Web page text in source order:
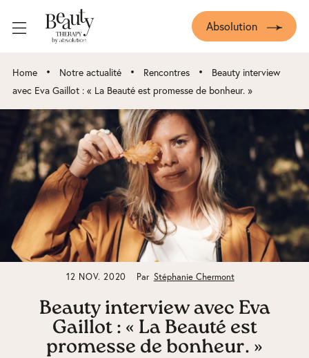
Absolution
Home • Notre actualité • Rencontres •
Beauty interview
avec Eva Gaillot : « La Beauté est promesse de bonheur. »
12 NOV. 2020 Par Stéphanie Chermont
Beauty interview avec Eva
Gaillot : « La Beauté est
promesse de bonheur. »